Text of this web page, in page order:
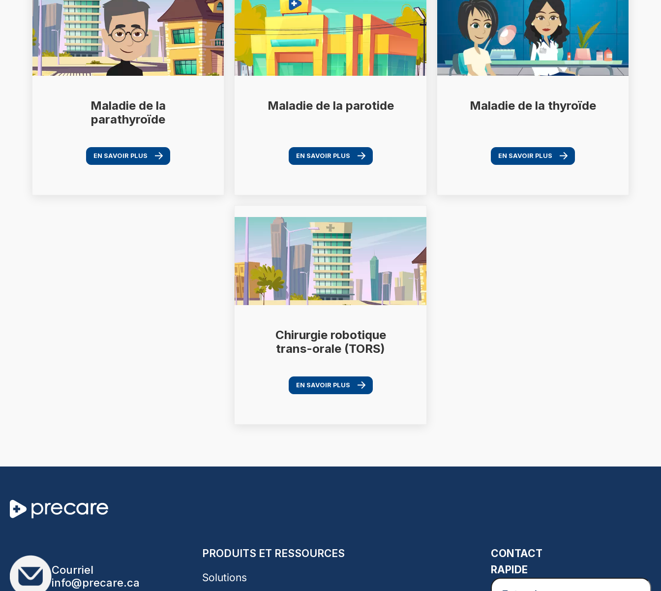
Maladie de la
parathyroïde
EN SAVOIR PLUS
Maladie de la parotide
EN SAVOIR PLUS
Maladie de la thyroïde
EN SAVOIR PLUS
Chirurgie robotique
trans-orale (TORS)
EN SAVOIR PLUS
Courriel
info@precare.ca
PRODUITS ET RESSOURCES
Solutions
CONTACT
RAPIDE
Entrer